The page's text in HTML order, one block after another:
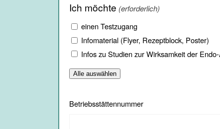
Ich möchte (erforderlich)
einen Testzugang
Infomaterial (Flyer, Rezeptblock, Poster)
Infos zu Studien zur Wirksamkeit der
Alle auswählen
Betriebsstättennummer